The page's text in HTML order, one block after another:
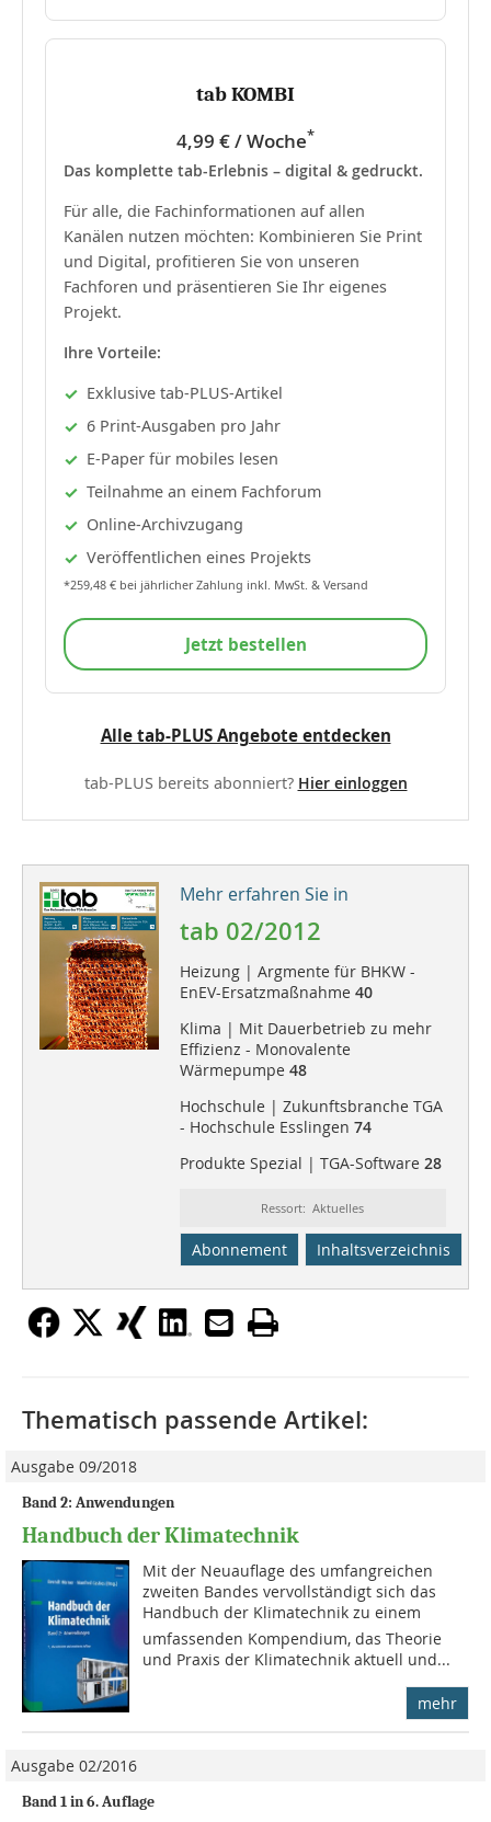
tab KOMBI
4,99 € / Woche*
Das komplette tab-Erlebnis – digital & gedruckt.
Für alle, die Fachinformationen auf allen
Kanälen nutzen möchten: Kombinieren Sie Print
und Digital, profitieren Sie von unseren
Fachforen und präsentieren Sie Ihr eigenes
Projekt.
Ihre Vorteile:
Exklusive tab-PLUS-Artikel
6 Print-Ausgaben pro Jahr
E-Paper für mobiles lesen
Teilnahme an einem Fachforum
Online-Archivzugang
Veröffentlichen eines Projekts
*259,48 € bei jährlicher Zahlung inkl. MwSt. & Versand
Jetzt bestellen
Alle tab-PLUS Angebote entdecken
tab-PLUS bereits abonniert? Hier einloggen
Mehr erfahren Sie in
tab 02/2012
Heizung | Argmente für BHKW -
EnEV-Ersatzmaßnahme 40
Klima | Mit Dauerbetrieb zu mehr
Effizienz - Monovalente
Wärmepumpe 48
Hochschule | Zukunftsbranche TGA
- Hochschule Esslingen 74
Produkte Spezial | TGA-Software 28
Ressort: Aktuelles
Abonnement Inhaltsverzeichnis
Thematisch passende Artikel:
Ausgabe 09/2018
Band 2: Anwendungen
Handbuch der Klimatechnik
Mit der Neuauflage des umfangreichen
zweiten Bandes vervollständigt sich das
Handbuch der Klimatechnik zu einem
umfassenden Kompendium, das Theorie
und Praxis der Klimatechnik aktuell und...
mehr
Ausgabe 02/2016
Band 1 in 6. Auflage